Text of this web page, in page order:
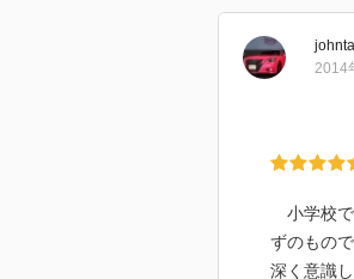
2014
小学校で
ずのもの
深く意識